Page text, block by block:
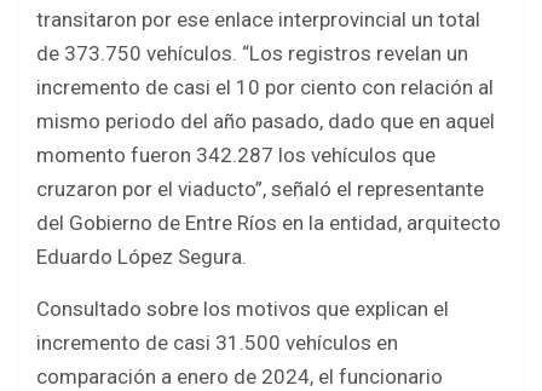
transitaron por ese enlace interprovincial un total
de 373.750 vehículos. “Los registros revelan un
incremento de casi el 10 por ciento con relación al
mismo periodo del año pasado, dado que en aquel
momento fueron 342.287 los vehículos que
cruzaron por el viaducto”, señaló el representante
del Gobierno de Entre Ríos en la entidad, arquitecto
Eduardo López Segura.
Consultado sobre los motivos que explican el
incremento de casi 31.500 vehículos en
comparación a enero de 2024, el funcionario